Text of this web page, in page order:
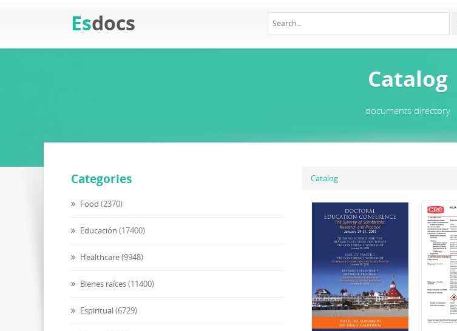
Esdocs
Catalog
documents directory
Categories
Food (2370)
Educación (17400)
Healthcare(9948)
Bienes raíces(11400)
Espiritual(6729)
Catalog